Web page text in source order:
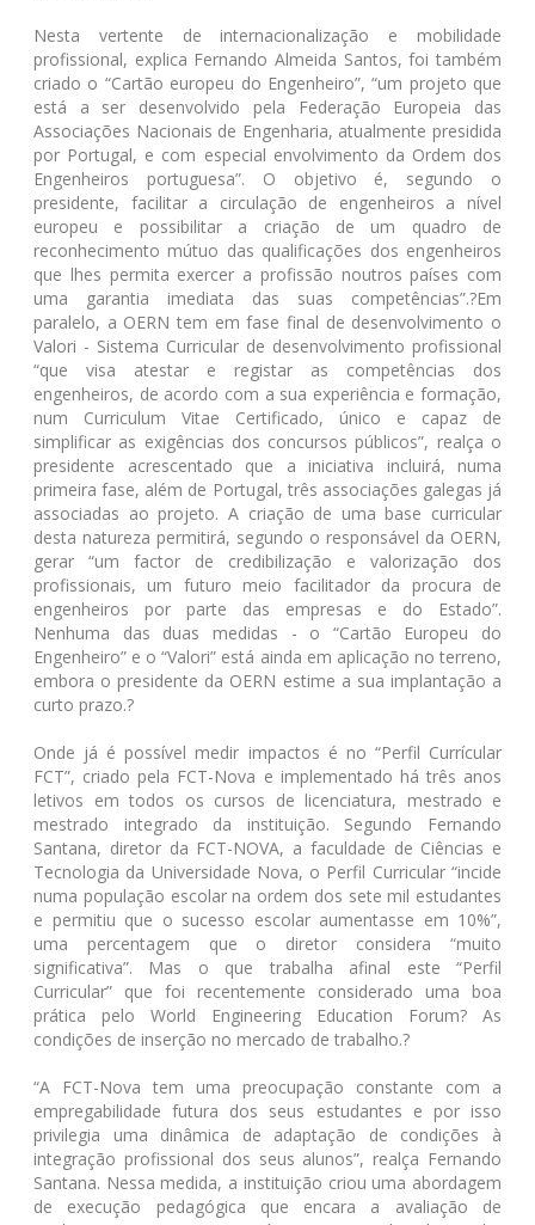
Nesta vertente de internacionalização e mobilidade
profissional, explica Fernando Almeida Santos, foi também
criado o “Cartão europeu do Engenheiro”, “um projeto que
está a ser desenvolvido pela Federação Europeia das
Associações Nacionais de Engenharia, atualmente presidida
por Portugal, e com especial envolvimento da Ordem dos
Engenheiros portuguesa”. O objetivo é, segundo o
presidente, facilitar a circulação de engenheiros a nível
europeu e possibilitar a criação de um quadro de
reconhecimento mútuo das qualificações dos engenheiros
que lhes permita exercer a profissão noutros países com
uma garantia imediata das suas competências”.?Em
paralelo, a OERN tem em fase final de desenvolvimento o
Valori - Sistema Curricular de desenvolvimento profissional
“que visa atestar e registar as competências dos
engenheiros, de acordo com a sua experiência e formação,
num Curriculum Vitae Certificado, único e capaz de
simplificar as exigências dos concursos públicos”, realça o
presidente acrescentado que a iniciativa incluirá, numa
primeira fase, além de Portugal, três associações galegas já
associadas ao projeto. A criação de uma base curricular
desta natureza permitirá, segundo o responsável da OERN,
gerar “um factor de credibilização e valorização dos
profissionais, um futuro meio facilitador da procura de
engenheiros por parte das empresas e do Estado”.
Nenhuma das duas medidas - o “Cartão Europeu do
Engenheiro” e o “Valori” está ainda em aplicação no terreno,
embora o presidente da OERN estime a sua implantação a
curto prazo.?
Onde já é possível medir impactos é no “Perfil Currícular
FCT”, criado pela FCT-Nova e implementado há três anos
letivos em todos os cursos de licenciatura, mestrado e
mestrado integrado da instituição. Segundo Fernando
Santana, diretor da FCT-NOVA, a faculdade de Ciências e
Tecnologia da Universidade Nova, o Perfil Curricular “incide
numa população escolar na ordem dos sete mil estudantes
e permitiu que o sucesso escolar aumentasse em 10%”,
uma percentagem que o diretor considera “muito
significativa”. Mas o que trabalha afinal este “Perfil
Curricular” que foi recentemente considerado uma boa
prática pelo World Engineering Education Forum? As
condições de inserção no mercado de trabalho.?
“A FCT-Nova tem uma preocupação constante com a
empregabilidade futura dos seus estudantes e por isso
privilegia uma dinâmica de adaptação de condições à
integração profissional dos seus alunos”, realça Fernando
Santana. Nessa medida, a instituição criou uma abordagem
de execução pedagógica que encara a avaliação de